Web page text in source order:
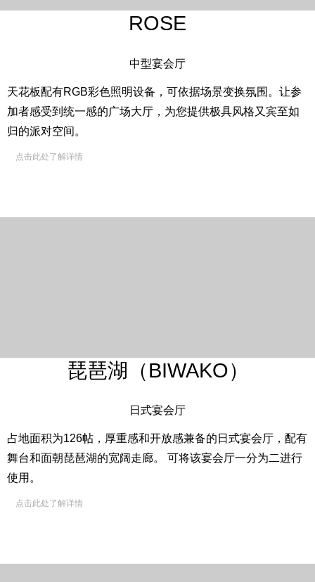
ROSE
中型宴会厅
天花板配有RGB彩色照明设备，可依据场景变换氛围。让参
加者感受到统一感的广场大厅，为您提供极具风格又宾至如
归的派对空间。
点击此处了解详情
琵琶湖（BIWAKO）
日式宴会厅
占地面积为126帖，厚重感和开放感兼备的日式宴会厅，配有
舞台和面朝琵琶湖的宽阔走廊。 可将该宴会厅一分为二进行
使用。
点击此处了解详情